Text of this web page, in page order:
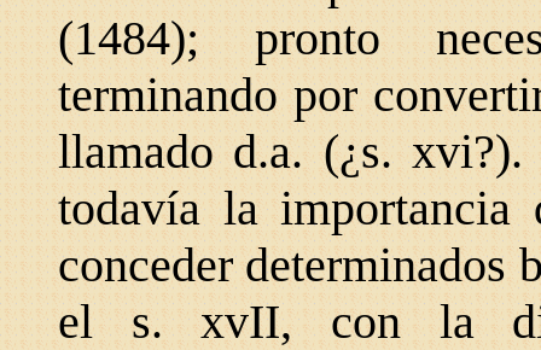
(1484); pronto
terminando por
llamado d.a. (¿s.
todavía la
conceder determinados
el s. xvII, con la